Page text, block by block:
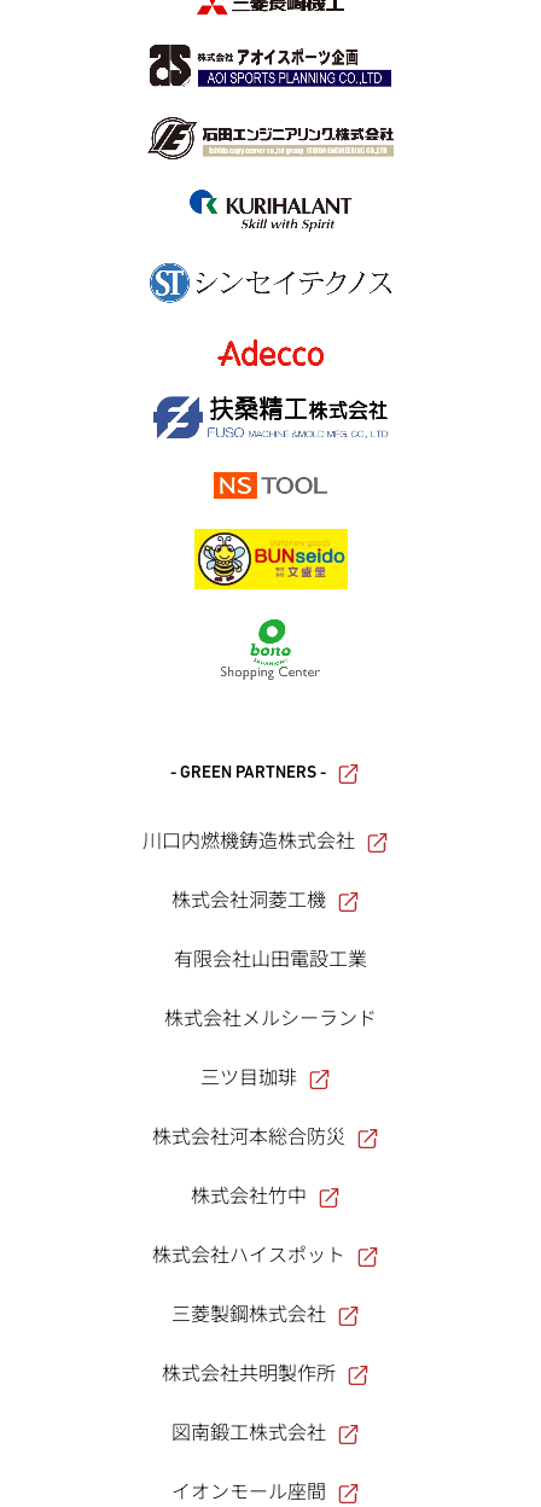
- GREEN PARTNERS -
川口内燃機鋳造株式会社
株式会社洞菱工機
有限会社山田電設工業
株式会社メルシーランド
三ツ目珈琲
株式会社河本総合防災
株式会社竹中
株式会社ハイスポット
三菱製鋼株式会社
株式会社共明製作所
図南鍛工株式会社
イオンモール座間